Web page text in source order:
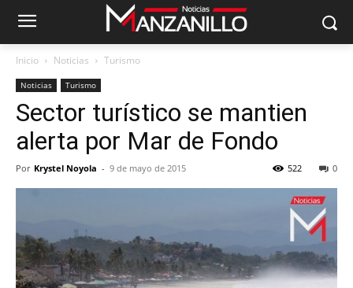
Inicio Noticias Turismo
Noticias Turismo
Sector turístico se mantien
alerta por Mar de Fondo
Por Krystel Noyola - 9 de mayo de 2015 0
522